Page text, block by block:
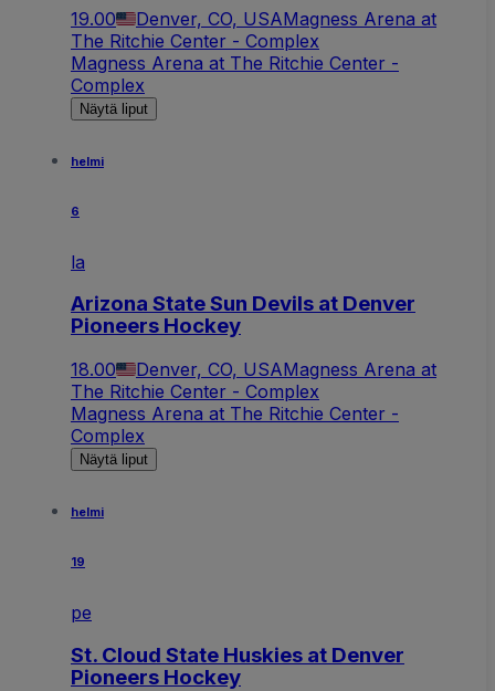
19.00 Denver, CO, USAMagness Arena at
The Ritchie Center - Complex
Magness Arena at The Ritchie Center -
Complex
Näytä liput
helmi
6
la
Arizona State Sun Devils at Denver
Pioneers Hockey
18.00 Denver, CO, USAMagness Arena at
The Ritchie Center - Complex
Magness Arena at The Ritchie Center -
Complex
Näytä liput
helmi
19
pe
St. Cloud State Huskies at Denver
Pioneers Hockey